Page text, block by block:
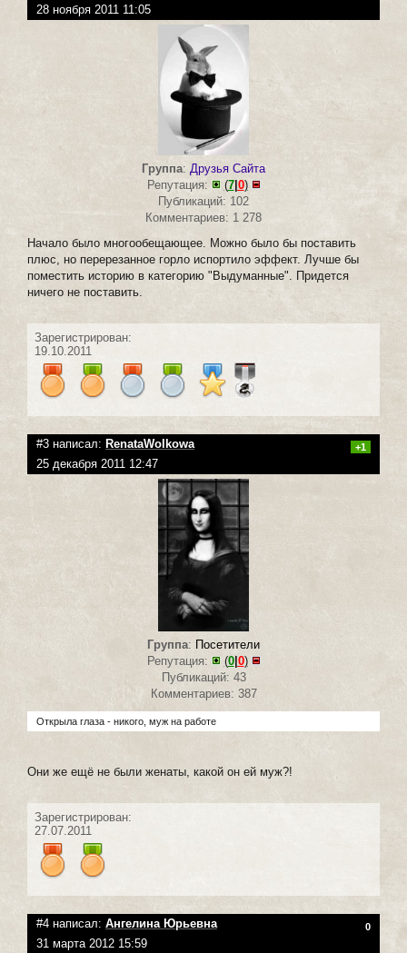
28 ноября 2011 11:05
Группа: Друзья Сайта
Репутация:
(7| 0)
Публикаций: 102
Комментариев: 1 278
Начало было многообещающее. Можно было бы поставить
плюс, но перерезанное горло испортило эффект. Лучше бы
поместить историю в категорию "Выдуманные". Придется
ничего не поставить.
Зарегистрирован:
19.10.2011
#3 написал: RenataWolkowa +1
25 декабря 2011 12:47
Группа: Посетители
Репутация:
(0| 0)
Публикаций: 43
Комментариев: 387
Открыла глаза - никого, муж на работе
Они же ещё не были женаты, какой он ей муж?!
Зарегистрирован:
27.07.2011
#4 написал: Ангелина Юрьевна 0
31 марта 2012 15:59